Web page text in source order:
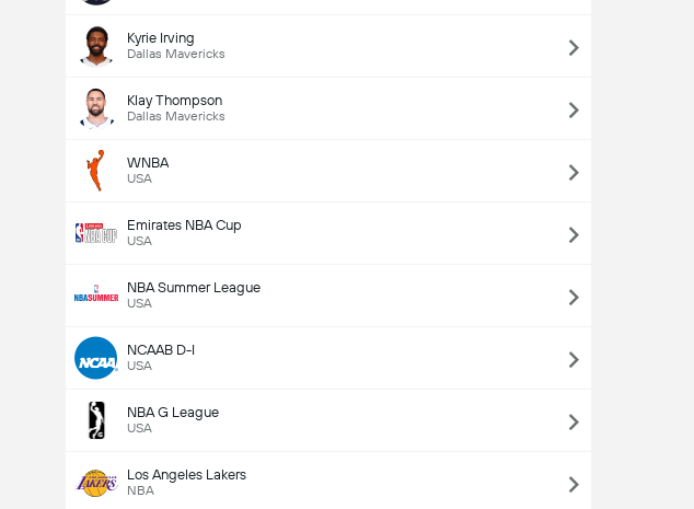
Kyrie Irving
Dallas Mavericks
Klay Thompson
Dallas Mavericks
WNBA
USA
Emirates NBA Cup
USA
NBA Summer League
USA
NCAAB D-I
USA
NBA G League
USA
Los Angeles Lakers
NBA